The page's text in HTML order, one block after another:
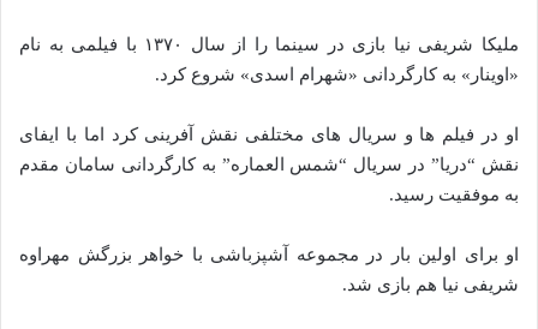
ملیکا شریفی نیا بازی در سینما را از سال ۱۳۷۰ با فیلمی به نام
«اوینار» به کارگردانی «شهرام اسدی» شروع کرد.
او در فیلم ها و سریال های مختلفی نقش آفرینی کرد اما با ایفای
نقش “دریا” در سریال “شمس العماره” به کارگردانی سامان مقدم
به موفقیت رسید.
او برای اولین بار در مجموعه آشپزباشی با خواهر بزرگش مهراوه
شریفی نیا هم بازی شد.